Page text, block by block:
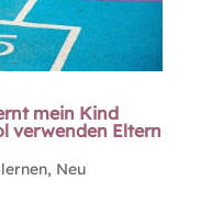
mein Kind
verwenden Eltern
, Neu